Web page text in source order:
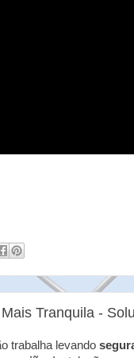
Tranquila -
trabalha levando